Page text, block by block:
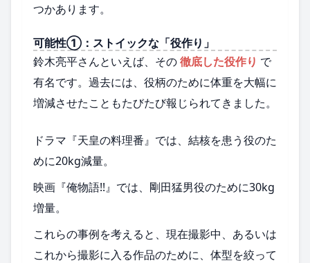
つかあります。
可能性①：ストイックな「役作り」
鈴木亮平さんといえば、その徹底した役作り で
有名です。過去には、役柄のために体重を大幅に
増減させたこともたびたび報じられてきました。
ドラマ『天皇の料理番』では、結核を患う役のた
めに20kg減量。
映画『俺物語!!』では、剛田猛男役のために30kg
増量。
これらの事例を考えると、現在撮影中、あるいは
これから撮影に入る作品のために、体型を絞って